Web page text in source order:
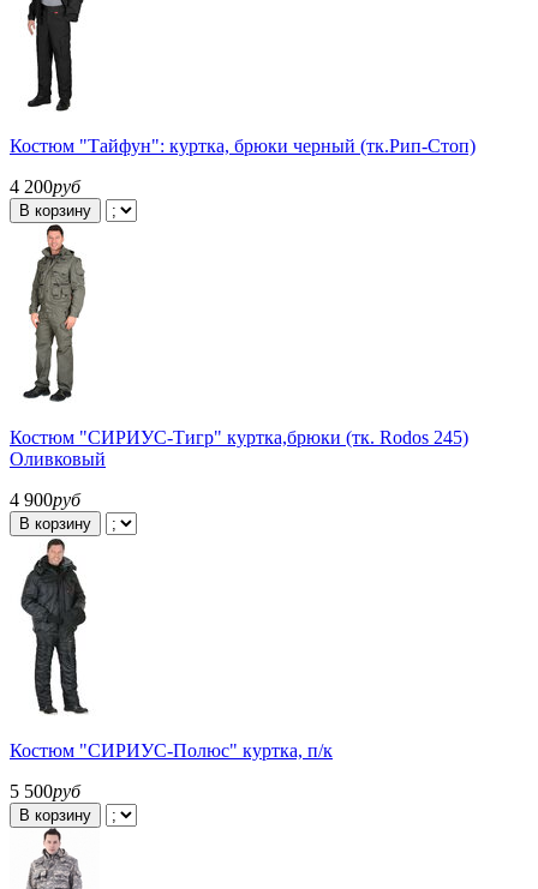
Костюм "Тайфун": куртка, брюки черный (тк.Рип-Стоп)
4 200руб
В корзину
Костюм "СИРИУС-Тигр" куртка,брюки (тк. Rodos 245)
Оливковый
4 900руб
В корзину
Костюм "СИРИУС-Полюс" куртка, п/к
5 500руб
В корзину